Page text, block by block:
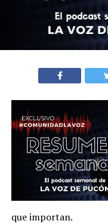
que importan.